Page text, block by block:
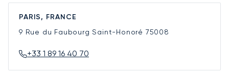
PARIS, FRANCE
9 Rue du Faubourg Saint-Honoré 75008
+33 1 89 16 40 70